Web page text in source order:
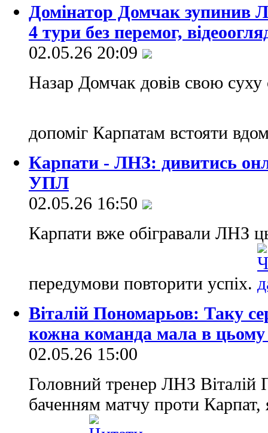
Домінатор Домчак зупинив
4 тури без перемог,
02.05.26 20:09
Назар Домчак довів свою суху
допоміг Карпатам встояти
Карпати - ЛНЗ: дивитись
УПЛ
02.05.26 16:50
Карпати вже обігравали ЛНЗ
передумови повторити успіх.
Віталій Пономарьов: Таку
кожна команда мала в цьому
02.05.26 15:00
Головний тренер ЛНЗ Віталій
баченням матчу проти Карпат,